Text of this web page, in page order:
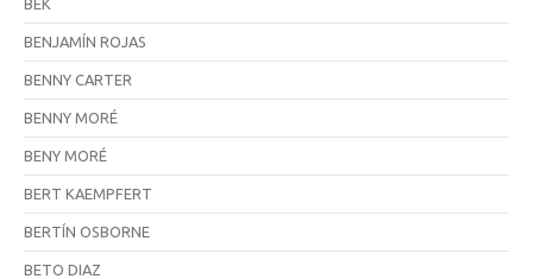
BEK
BENJAMÍN ROJAS
BENNY CARTER
BENNY MORÉ
BENY MORÉ
BERT KAEMPFERT
BERTÍN OSBORNE
BETO DIAZ